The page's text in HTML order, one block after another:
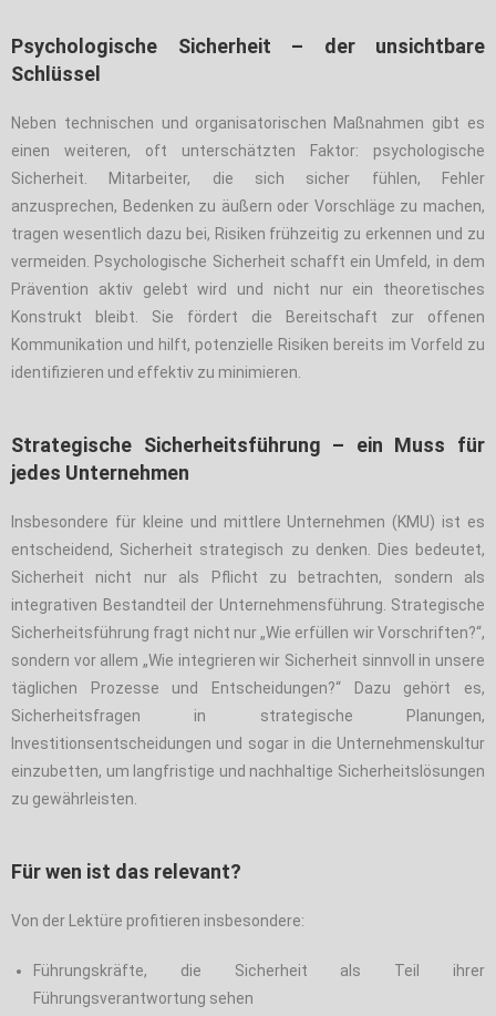
Psychologische Sicherheit – der unsichtbare
Schlüssel
Neben technischen und organisatorischen Maßnahmen gibt es
einen weiteren, oft unterschätzten Faktor: psychologische
Sicherheit. Mitarbeiter, die sich sicher fühlen, Fehler
anzusprechen, Bedenken zu äußern oder Vorschläge zu machen,
tragen wesentlich dazu bei, Risiken frühzeitig zu erkennen und zu
vermeiden. Psychologische Sicherheit schafft ein Umfeld, in dem
Prävention aktiv gelebt wird und nicht nur ein theoretisches
Konstrukt bleibt. Sie fördert die Bereitschaft zur offenen
Kommunikation und hilft, potenzielle Risiken bereits im Vorfeld zu
identifizieren und effektiv zu minimieren.
Strategische Sicherheitsführung – ein Muss für
jedes Unternehmen
Insbesondere für kleine und mittlere Unternehmen (KMU) ist es
entscheidend, Sicherheit strategisch zu denken. Dies bedeutet,
Sicherheit nicht nur als Pflicht zu betrachten, sondern als
integrativen Bestandteil der Unternehmensführung. Strategische
Sicherheitsführung fragt nicht nur „Wie erfüllen wir Vorschriften?“,
sondern vor allem „Wie integrieren wir Sicherheit sinnvoll in unsere
täglichen Prozesse und Entscheidungen?“ Dazu gehört es,
Sicherheitsfragen in strategische Planungen,
Investitionsentscheidungen und sogar in die Unternehmenskultur
einzubetten, um langfristige und nachhaltige Sicherheitslösungen
zu gewährleisten.
Für wen ist das relevant?
Von der Lektüre profitieren insbesondere:
Führungskräfte, die Sicherheit als Teil ihrer
Führungsverantwortung sehen